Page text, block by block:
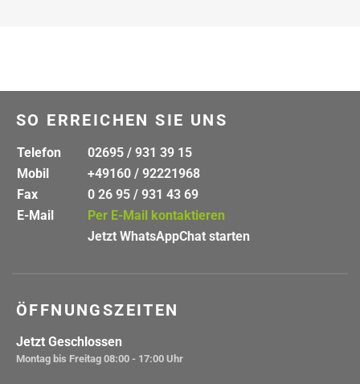
SO ERREICHEN SIE UNS
Telefon
02695 / 931 39 15
Mobil
+49160 / 92221968
Fax
0 26 95 / 931 43 69
E-Mail
Per E-Mail kontaktieren
Jetzt WhatsAppChat starten
ÖFFNUNGSZEITEN
Jetzt Geschlossen
Montag bis Freitag 08:00 - 17:00 Uhr